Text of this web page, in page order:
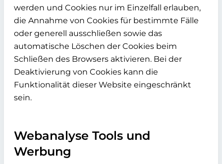
werden und Cookies nur im Einzelfall erlauben,
die Annahme von Cookies für bestimmte Fälle
oder generell ausschließen sowie das
automatische Löschen der Cookies beim
Schließen des Browsers aktivieren. Bei der
Deaktivierung von Cookies kann die
Funktionalität dieser Website eingeschränkt
sein.
Webanalyse Tools und
Werbung